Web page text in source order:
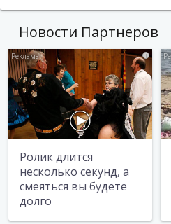
Новости Партнеров
i
Ролик длится
несколько секунд, а
смеяться вы будете
долго